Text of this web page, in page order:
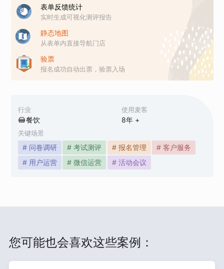
行业
餐饮
使用麦客
8年 +
关键场景
# 问卷调研 # 考试测评 # 报名管理
# 客户服务
# 用户运营
# 微信运营 # 活动会议
表单反馈统计
实时生成可视化测评报告
静态地图
从表单内直接导航门店
验票
报名成功自动出票，验票入场
您可能也会喜欢这些案例：